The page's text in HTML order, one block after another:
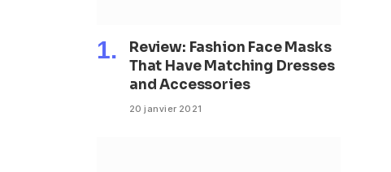
Review: Fashion Face Masks
That Have Matching Dresses
and Accessories
20 janvier 2021